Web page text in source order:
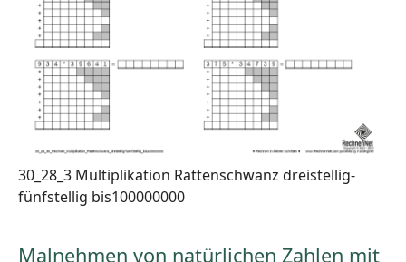
30_28_3 Multiplikation Rattenschwanz dreistellig-
fünfstellig bis100000000
Malnehmen von natürlichen Zahlen mit